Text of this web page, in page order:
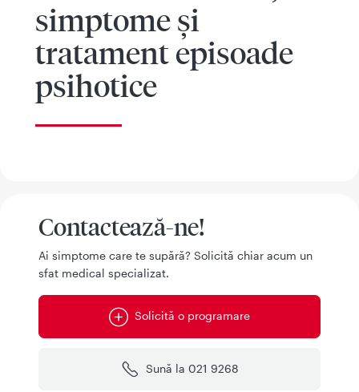
simptome și
tratament episoade
psihotice
Contactează-ne!
Ai simptome care te supără? Solicită chiar acum un
sfat medical specializat.
Solicită o programare
Sună la 021 9268